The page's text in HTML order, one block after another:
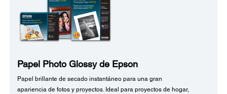
Papel Photo Glossy de Epson
Papel brillante de secado instantáneo para una gran
apariencia de fotos y proyectos. Ideal para proyectos de hogar,